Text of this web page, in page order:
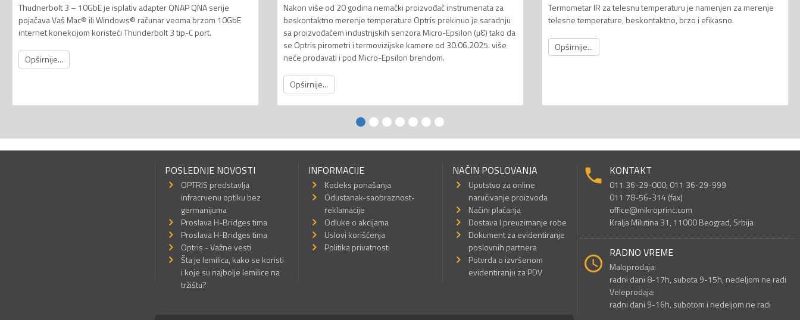
Thudnerbolt 3 – 10GbE je isplativ adapter QNAP QNA serije
pojačava Vaš Mac® ili Windows® računar veoma brzom 10GbE
internet konekcijom koristeći Thunderbolt 3 tip-C port.
Opširnije...
Nakon više od 20 godina nemački proizvođač instrumenata za
beskontaktno merenje temperature Optris prekinuo je saradnju
sa proizvođačem industrijskih senzora Micro-Epsilon (µƐ) tako da
se Optris pirometri i termovizijske kamere od 30.06.2025. više
neće prodavati i pod Micro-Epsilon brendom.
Opširnije...
Termometar IR za telesnu temperaturu je namenjen za merenje
telesne temperature, beskontaktno, brzo i efikasno.
Opširnije...
POSLEDNJE NOVOSTI
OPTRIS predstavlja
infracrvenu optiku bez
germanijuma
Proslava H-Bridges tima
Proslava H-Bridges tima
Optris - Važne vesti
Šta je lemilica, kako se koristi
i koje su najbolje lemilice na
tržištu?
INFORMACIJE
Kodeks ponašanja
Odustanak-saobraznost-
reklamacije
Odluke o akcijama
Uslovi korišćenja
Politika privatnosti
NAČIN POSLOVANJA
Uputstvo za online
naručivanje proizvoda
Načini plaćanja
Dostava I preuzimanje robe
Dokument za evidentiranje
poslovnih partnera
Potvrda o izvršenom
evidentiranju za PDV
KONTAKT
011 36-29-000; 011 36-29-999
011 78-56-314 (fax)
office@mikroprinc.com
Kralja Milutina 31, 11000 Beograd, Srbija
RADNO VREME
Maloprodaja:
radni dani 8-17h, subota 9-15h, nedeljom ne radi
Veleprodaja:
radni dani 9-16h, subotom i nedeljom ne radi